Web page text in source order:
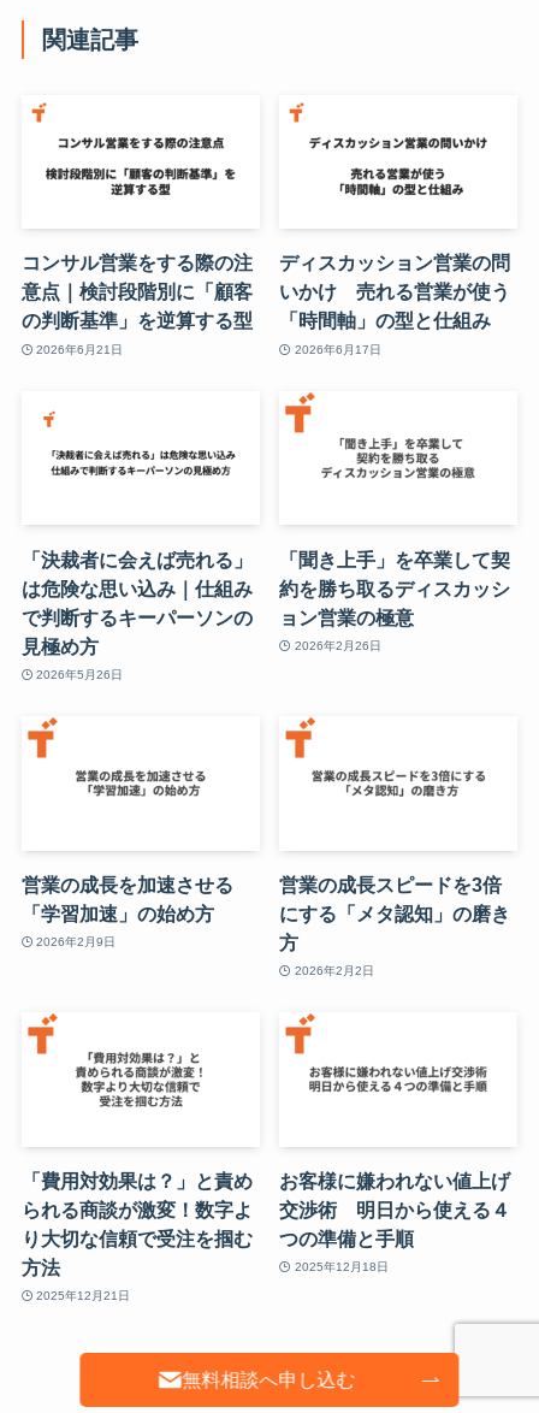
関連記事
コンサル営業をする際の注
意点｜検討段階別に「顧客
の判断基準」を逆算する型
2026年6月21日
ディスカッション営業の問
いかけ 売れる営業が使う
「時間軸」の型と仕組み
2026年6月17日
「決裁者に会えば売れる」
は危険な思い込み｜仕組み
で判断するキーパーソンの
見極め方
2026年5月26日
「聞き上手」を卒業して契
約を勝ち取るディスカッシ
ョン営業の極意
2026年2月26日
営業の成長を加速させる
「学習加速」の始め方
2026年2月9日
営業の成長スピードを3倍
にする「メタ認知」の磨き
方
2026年2月2日
「費用対効果は？」と責め
られる商談が激変！数字よ
り大切な信頼で受注を掴む
方法
2025年12月21日
お客様に嫌われない値上げ
交渉術 明日から使える４
つの準備と手順
2025年12月18日
無料相談へ申し込む